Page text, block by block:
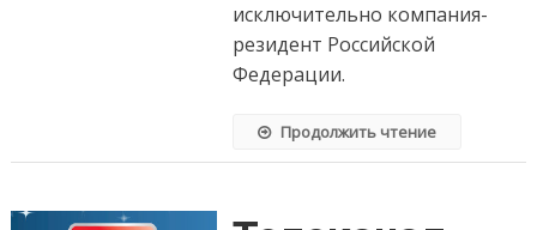
исключительно компания-
резидент Российской
Федерации.
Продолжить чтение